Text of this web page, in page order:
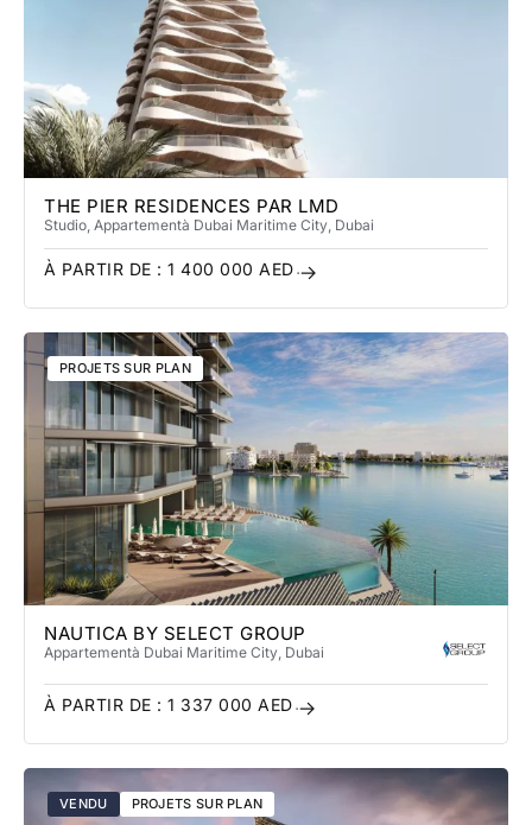
THE PIER RESIDENCES PAR LMD
Studio, Appartementà Dubai Maritime City , Dubai
À PARTIR DE : 1 400 000 AED
PROJETS SUR PLAN
NAUTICA BY SELECT GROUP
Appartementà Dubai Maritime City , Dubai
À PARTIR DE : 1 337 000 AED
VENDU PROJETS SUR PLAN